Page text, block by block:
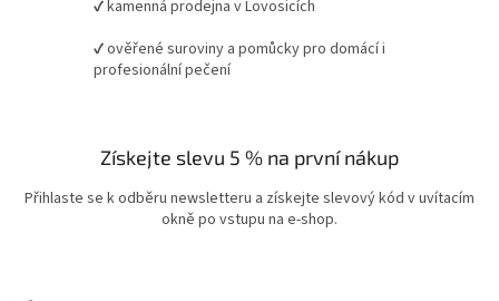
✔ kamenná prodejna v Lovosicích
✔ ověřené suroviny a pomůcky pro domácí i
profesionální pečení
Získejte slevu 5 % na první nákup
Přihlaste se k odběru newsletteru a získejte slevový kód v uvítacím
okně po vstupu na e-shop.